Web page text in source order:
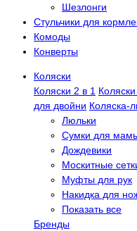
Шезлонги
Стульчики для
Комоды
Конверты
Коляски
Коляски 2 в 1
для двойни Коляска-
Люльки
Сумки для
Дождевики
Москитные
Муфты для рук
Накидка для
Показать все
Бренды